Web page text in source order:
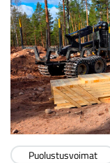
Puolustusvoimat